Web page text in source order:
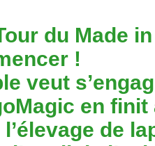
du Made
!
veut
en
l’élevage de